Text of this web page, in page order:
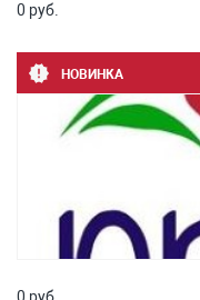
0 руб.
НОВИНКА